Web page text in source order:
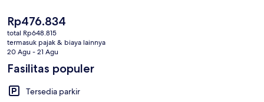
ref
Harga
saat
ini
Rp476.834
Rp476.834
total Rp648.815
termasuk pajak & biaya lainnya
20 Agu - 21 Agu
Fasilitas populer
Tersedia parkir